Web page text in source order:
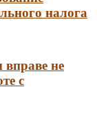
налога
вправе не
с